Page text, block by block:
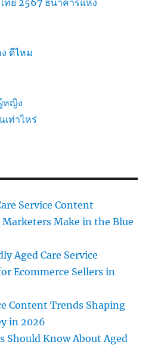
ดีไหม
หญิง
เท่าไหร่
Service Content
Make in the Blue
Aged Care Service
Ecommerce Sellers in
Content Trends Shaping
in 2026
Should Know About Aged